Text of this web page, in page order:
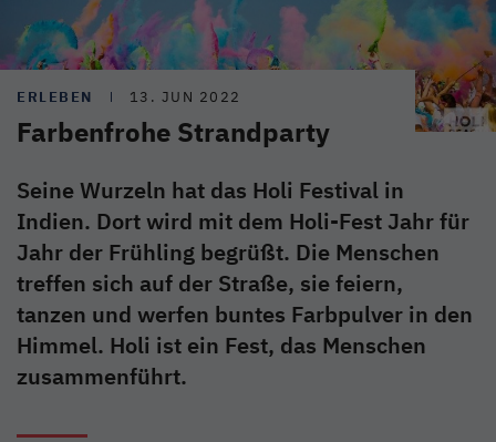
ERLEBEN 13. JUN 2022
Farbenfrohe Strandparty
Seine Wurzeln hat das Holi Festival in
Indien. Dort wird mit dem Holi-Fest Jahr für
Jahr der Frühling begrüßt. Die Menschen
treffen sich auf der Straße, sie feiern,
tanzen und werfen buntes Farbpulver in den
Himmel. Holi ist ein Fest, das Menschen
zusammenführt.